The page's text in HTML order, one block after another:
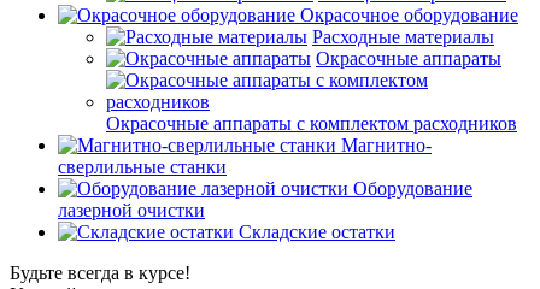
Окрасочное оборудование
Расходные материалы
Окрасочные аппараты
Окрасочные аппараты с комплектом расходников
Магнитно-
сверлильные станки
Оборудование
лазерной очистки
Складские остатки
Будьте всегда в курсе!